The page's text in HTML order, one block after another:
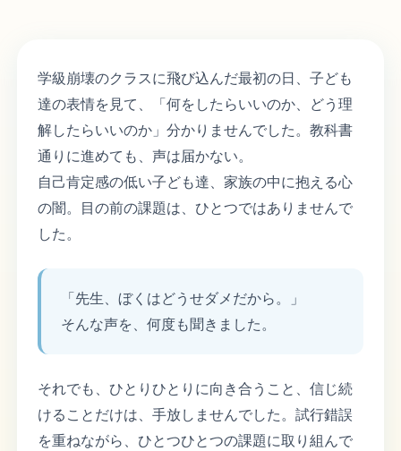
学級崩壊のクラスに飛び込んだ最初の日、子ども
達の表情を見て、「何をしたらいいのか、どう理
解したらいいのか」分かりませんでした。教科書
通りに進めても、声は届かない。
自己肯定感の低い子ども達、家族の中に抱える心
の闇。目の前の課題は、ひとつではありませんで
した。
「先生、ぼくはどうせダメだから。」
そんな声を、何度も聞きました。
それでも、ひとりひとりに向き合うこと、信じ続
けることだけは、手放しませんでした。試行錯誤
を重ねながら、ひとつひとつの課題に取り組んで